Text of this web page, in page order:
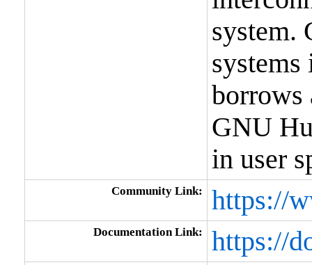
system.
borrows
GNU
in user
Community Link: https://
Documentation Link: https://